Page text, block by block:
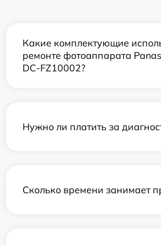
Какие комплектующие
ремонте фотоаппарата
DC-FZ10002?
Нужно ли платить за
Сколько времени занимает